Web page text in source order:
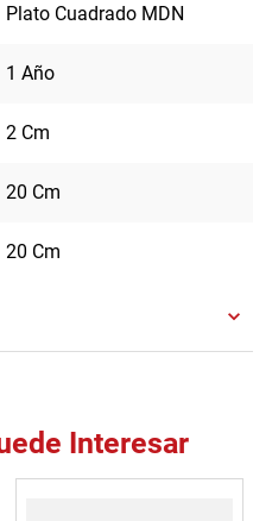
Plato Cuadrado MDN
1 Año
2 Cm
20 Cm
20 Cm
Interesar